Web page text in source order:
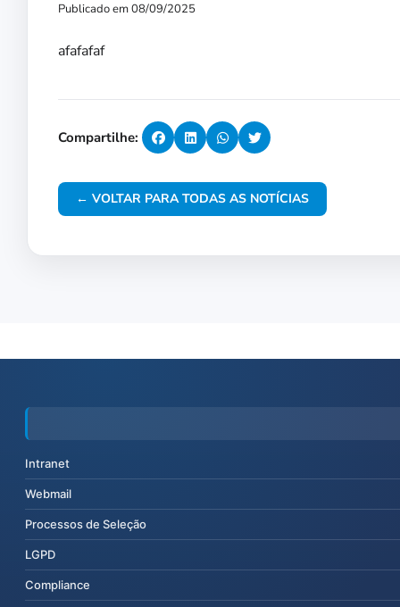
Publicado em 08/09/2025
afafafaf
Compartilhe:
← VOLTAR PARA TODAS AS NOTÍCIAS
Intranet
Webmail
Processos de Seleção
LGPD
Compliance